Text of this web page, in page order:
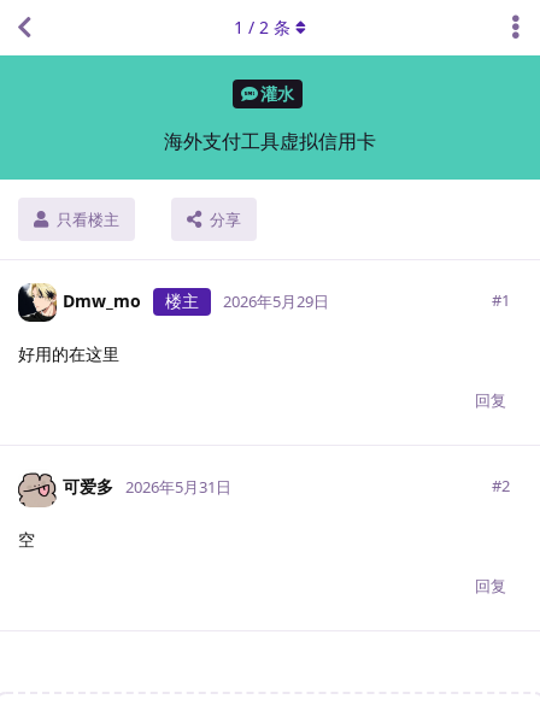
灌水
海外支付工具虚拟信用卡
只看楼主 分享
1 / 2 条
Dmw_mo 楼主 2026年5月29日 #1
好用的在这里
回复
可爱多 2026年5月31日 #2
空
回复